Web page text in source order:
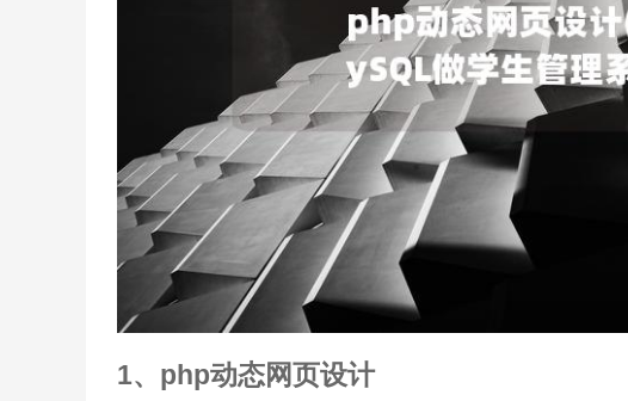
1、php动态网页设计